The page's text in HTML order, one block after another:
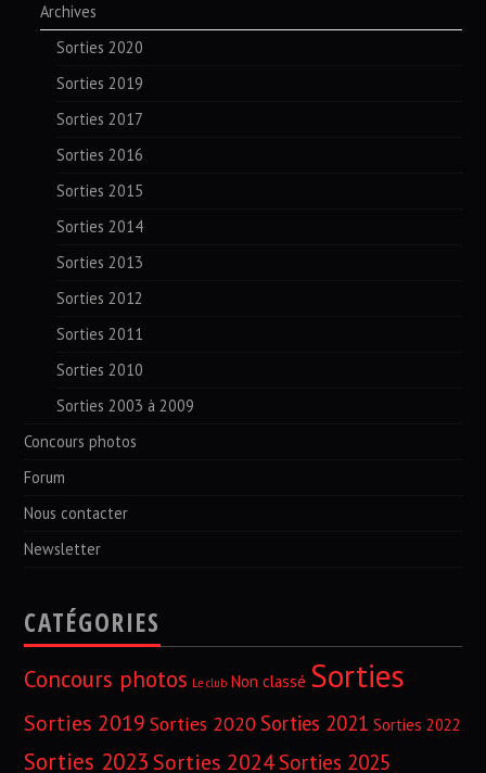
Archives
Sorties 2020
Sorties 2019
Sorties 2017
Sorties 2016
Sorties 2015
Sorties 2014
Sorties 2013
Sorties 2012
Sorties 2011
Sorties 2010
Sorties 2003 à 2009
Concours photos
Forum
Nous contacter
Newsletter
CATÉGORIES
Concours photos Le club Non classé Sorties
Sorties 2019 Sorties 2020Sorties 2021 Sorties 2022
Sorties 2023 Sorties 2024Sorties 2025